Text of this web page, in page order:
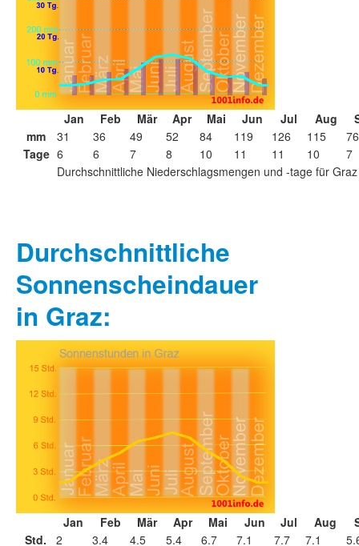
Jan Feb Mär Apr Mai Jun Jul Aug
Durchschnittliche Niederschlagsmengen und -tage für Graz
mm 31 36 49 52 84 119 126 115
76
Tage 6 6 7 8 10 11 11 10 7
Durchschnittliche
Sonnenscheindauer
in Graz:
Jan Feb Mär Apr Mai Jun Jul Aug
Std.
2 3.4 4.5 5.4 6.7 7.1 7.7 7.1